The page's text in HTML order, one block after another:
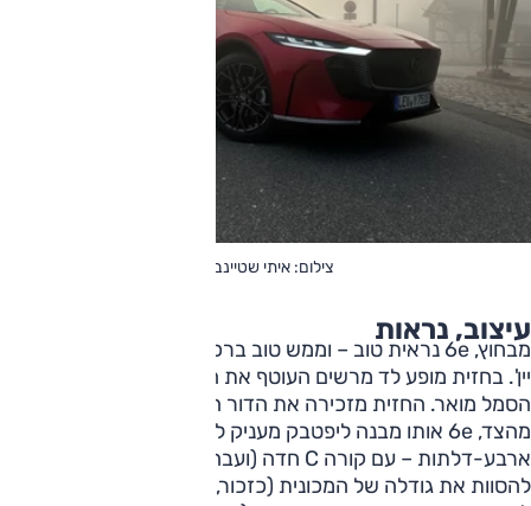
צילום: איתי שטיינברג
עיצוב, נראות
מבחוץ, 6e נראית טוב – וממש טוב ברכב המבחן שהיה ב'אדום
יין'. בחזית מופע לד מרשים העוטף את הסבכה המדומה, וגם
הסמל מואר. החזית מזכירה את הדור הפורש.
מהצד, 6e אותו מבנה ליפטבק מעניק לה צללית קופה
ארבע-דלתות – עם קורה C חדה (ועבה) למדי – עיצוב המסייע
להסוות את גודלה של המכונית (כזכור, כמעט חמישה מטרים).